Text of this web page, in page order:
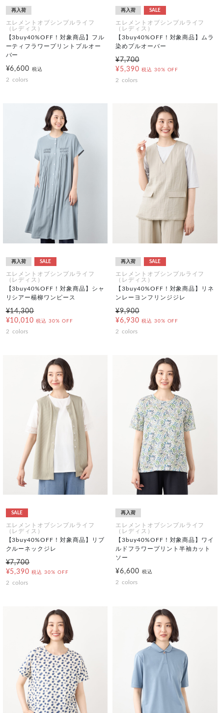
再入荷
エレメントオブシンプルライフ
（レディス）
【3buy40%OFF！対象商品】フル
ーティフラワープリントプルオー
バー
¥6,600税込
2 colors
再入荷 SALE
エレメントオブシンプルライフ
（レディス）
【3buy40%OFF！対象商品】ムラ
染めプルオーバー
¥7,700
¥5,390 税込 30% OFF
2 colors
再入荷 SALE
エレメントオブシンプルライフ
（レディス）
【3buy40%OFF！対象商品】シャ
リシアー楊柳ワンピース
¥14,300
¥10,010 税込 30% OFF
2 colors
再入荷 SALE
エレメントオブシンプルライフ
（レディス）
【3buy40%OFF！対象商品】リネ
ンレーヨンフリンジジレ
¥9,900
¥6,930 税込 30% OFF
2 colors
SALE
エレメントオブシンプルライフ
（レディス）
【3buy40%OFF！対象商品】リブ
クルーネックジレ
¥7,700
¥5,390 税込 30% OFF
2 colors
再入荷
エレメントオブシンプルライフ
（レディス）
【3buy40%OFF！対象商品】ワイ
ルドフラワープリント半袖カット
ソー
¥6,600 税込
2 colors